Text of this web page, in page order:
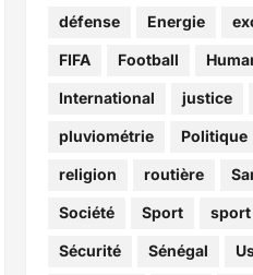
défense Energie
FIFA Football
International justice
pluviométrie Politique
religion routière
Société Sport sport
Sécurité Sénégal